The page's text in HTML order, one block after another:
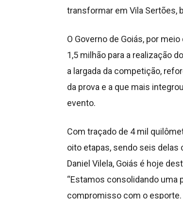
transformar em Vila Sertões,
O Governo de Goiás, por
1,5 milhão para a realização
a largada da competição,
da prova e a que mais
evento.
Com traçado de 4 mil
oito etapas, sendo seis delas
Daniel Vilela, Goiás é hoje
“Estamos consolidando uma
compromisso com o